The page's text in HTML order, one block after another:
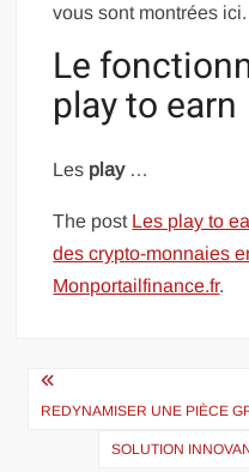
vous sont montrées ici.
Le
play to earn
Les play …
The post Les play to
des crypto-monnaies
Monportailfinance.fr.
Navigation
de
REDYNAMISER UNE PIÈCE
SOLUTION